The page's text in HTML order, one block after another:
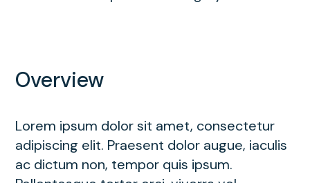
Overview
Lorem ipsum dolor sit amet, consectetur
adipiscing elit. Praesent dolor augue, iaculis
ac dictum non, tempor quis ipsum.